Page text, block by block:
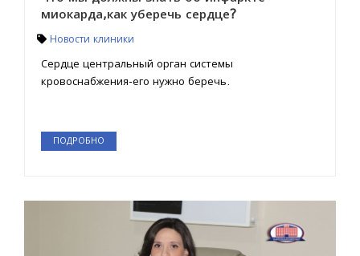
миокарда,как уберечь сердце?
Новости клиники
Сердце центральный орган системы
кровоснабжения-его нужно беречь.
ПОДРОБНО